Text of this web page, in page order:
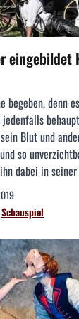
eingebildet
begeben, denn
Blut und
so
dabei in
Schauspiel